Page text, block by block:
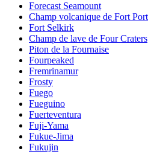
Forecast Seamount
Champ volcanique de Fort
Fort Selkirk
Champ de lave de Four Craters
Piton de la Fournaise
Fourpeaked
Fremrinamur
Frosty
Fuego
Fueguino
Fuerteventura
Fuji-Yama
Fukue-Jima
Fukujin